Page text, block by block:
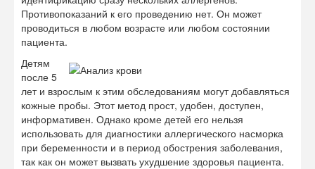
Противопоказаний к его проведению нет. Он может
проводиться в любом возрасте или любом состоянии
пациента.
Детям
после 5
лет и взрослым к этим обследованиям могут добавляться
кожные пробы. Этот метод прост, удобен, доступен,
информативен. Однако кроме детей его нельзя
использовать для диагностики аллергического насморка
при беременности и в период обострения заболевания,
так как он может вызвать ухудшение здоровья пациента.